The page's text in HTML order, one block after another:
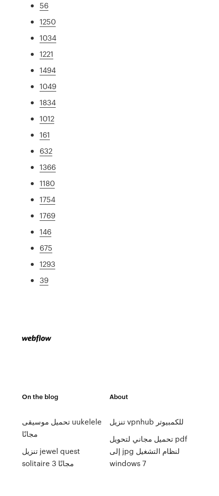
56
1250
1034
1221
1494
1049
1834
1012
161
632
1366
1180
1754
1769
146
675
1293
39
On the blog
تحميل موسيقى uukelele
مجانًا
تنزيل jewel quest
solitaire 3 مجانًا
About
تنزيل vpnhub للكمبيوتر
تحميل مجاني لتحويل pdf
إلى jpg لنظام التشغيل
windows 7